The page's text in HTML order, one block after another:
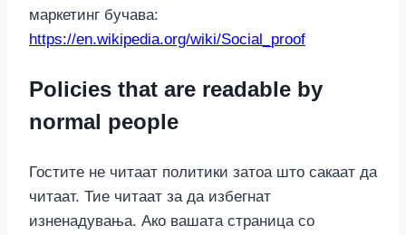
маркетинг бучава:
https://en.wikipedia.org/wiki/Social_proof
Policies that are readable by
normal people
Гостите не читаат политики затоа што сакаат да
читаат. Тие читаат за да избегнат
изненадувања. Ако вашата страница со